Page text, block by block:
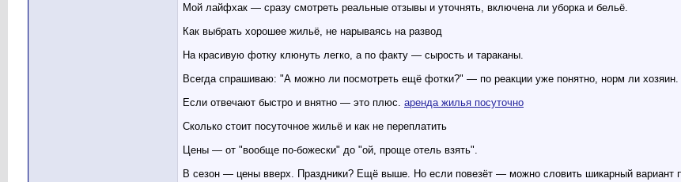
Мой лайфхак — сразу смотреть реальные отзывы и уточнять, включена ли уборка и бельё.
Как выбрать хорошее жильё, не нарываясь на развод
На красивую фотку клюнуть легко, а по факту — сырость и тараканы.
Всегда спрашиваю: "А можно ли посмотреть ещё фотки?" — по реакции уже понятно, норм ли хозяин.
Если отвечают быстро и внятно — это плюс. аренда жилья посуточно
Сколько стоит посуточное жильё и как не переплатить
Цены — от "вообще по-божески" до "ой, проще отель взять".
В сезон — цены вверх. Праздники? Ещё выше. Но если повезёт — можно словить шикарный вариант